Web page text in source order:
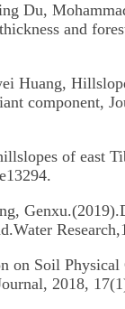
Du,
and
Huang,
component,
of east
on Soil
2018,